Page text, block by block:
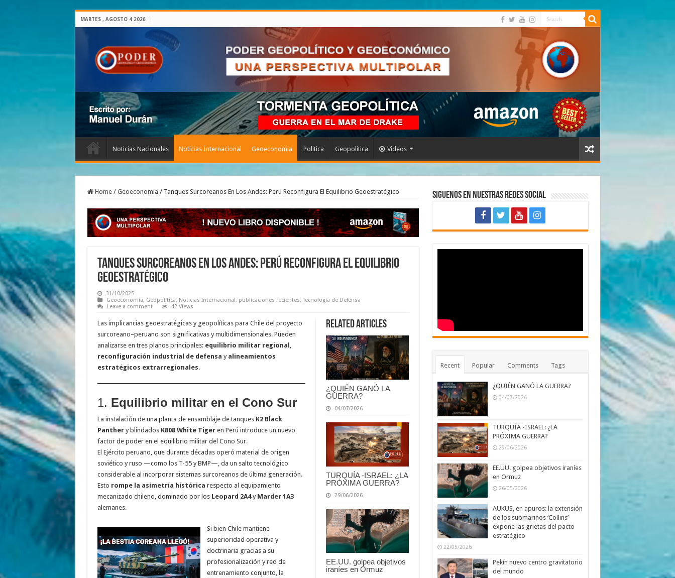
MARTES , AGOSTO 4 2026
Noticias Nacionales Noticias Internacional Geoeconomia Politica Geopolitica Videos
Home / Geoeconomia / Tanques Surcoreanos En Los Andes: Perú Reconfigura El Equilibrio Geoestratégico
Tanques Surcoreanos En Los Andes: Perú Reconfigura El Equilibrio
Geoestratégico
31/10/2025
Geoeconomia, Geopolítica, Noticias Internacional, publicaciones recientes,Tecnología de Defensa
Leave a comment
42 Views
Related Articles
¿QUIÉN GANÓ LA
GUERRA?
04/07/2026
TURQUÍA -ISRAEL: ¿LA
PRÓXIMA GUERRA?
29/06/2026
EE.UU. golpea objetivos
iraníes en Ormuz
Las implicancias geoestratégicas y geopolíticas para Chile del proyecto
surcoreano–peruano son significativas y multidimensionales. Pueden
analizarse en tres planos principales: equilibrio militar regional ,
reconfiguración industrial de defensa y alineamientos
estratégicos extrarregionales.
1. Equilibrio militar en el Cono Sur
La instalación de una planta de ensamblaje de tanques K2 Black
Panthery blindados K808 White Tigeren Perú introduce un nuevo
factor de poder en el equilibrio militar del Cono Sur.
El Ejército peruano, que durante décadas operó material de origen
soviético y ruso —como los T-55 y BMP—, da un salto tecnológico
considerable al incorporar sistemas surcoreanos de última generación.
Esto rompe la asimetría histórica respecto al equipamiento
mecanizado chileno, dominado por los Leopard 2A4y Marder 1A3
alemanes.
Si bien Chile mantiene
superioridad operativa y
doctrinaria gracias a su
profesionalización y red de
entrenamiento conjunto, la
Siguenos en Nuestras Redes Social
Recent Popular Comments Tags
¿QUIÉN GANÓ LA GUERRA?
04/07/2026
TURQUÍA -ISRAEL: ¿LA
PRÓXIMA GUERRA?
29/06/2026
EE.UU. golpea objetivos iraníes
en Ormuz
26/05/2026
AUKUS, en apuros: la extensión
de los submarinos ‘Collins’
expone las grietas del pacto
estratégico
22/05/2026
Pekín nuevo centro gravitatorio
del mundo